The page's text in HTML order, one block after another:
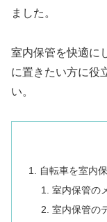
ました。
室内保管を快適に
に置きたい方に役
い。
自転車を室内
室内保管の
室内保管の